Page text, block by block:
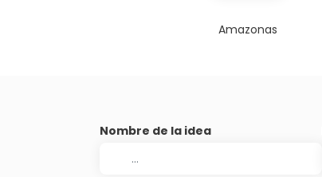
Amazonas
Nombre de la idea